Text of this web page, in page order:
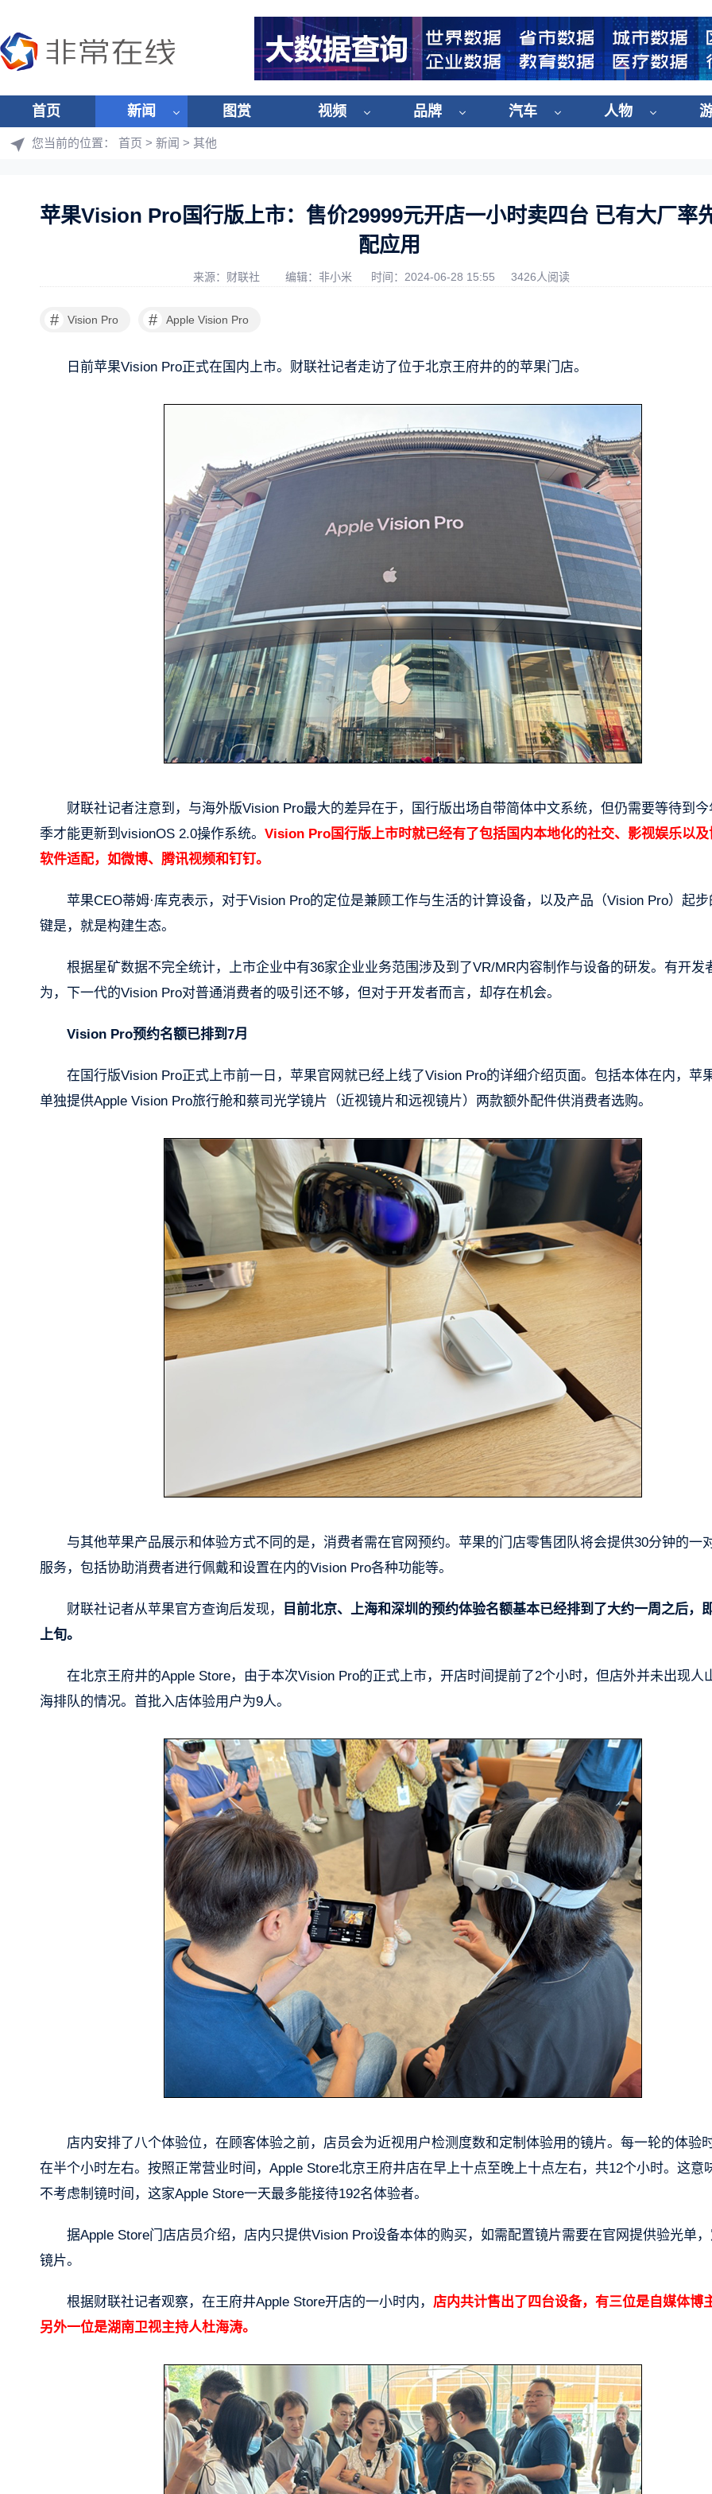
首页 新闻 图赏 视频 品牌 汽车 人物
您当前的位置： 首页 > 新闻 > 其他
苹果Vision Pro国行版上市：售价29999元开店一小时卖四台 已有大厂率
配应用
来源：财联社 编辑：非小米 时间：2024-06-28 15:55 3426人阅读
# Vision Pro # Apple Vision Pro
日前苹果Vision Pro正式在国内上市。财联社记者走访了位于北京王府井的的苹果门店。
财联社记者注意到，与海外版Vision Pro最大的差异在于，国行版出场自带简体中文系统，但仍需要等待到今
季才能更新到visionOS 2.0操作系统。 Vision Pro国行版上市时就已经有了包括国内本地化的社交、影视娱乐以及
软件适配，如微博、腾讯视频和钉钉。
苹果CEO蒂姆·库克表示，对于Vision Pro的定位是兼顾工作与生活的计算设备，以及产品（Vision Pro）起步
键是，就是构建生态。
根据星矿数据不完全统计，上市企业中有36家企业业务范围涉及到了VR/MR内容制作与设备的研发。有开发
为，下一代的Vision Pro对普通消费者的吸引还不够，但对于开发者而言，却存在机会。
Vision Pro预约名额已排到7月
在国行版Vision Pro正式上市前一日，苹果官网就已经上线了Vision Pro的详细介绍页面。包括本体在内，苹
单独提供Apple Vision Pro旅行舱和蔡司光学镜片（近视镜片和远视镜片）两款额外配件供消费者选购。
与其他苹果产品展示和体验方式不同的是，消费者需在官网预约。苹果的门店零售团队将会提供30分钟的一
服务，包括协助消费者进行佩戴和设置在内的Vision Pro各种功能等。
财联社记者从苹果官方查询后发现，
目前北京、上海和深圳的预约体验名额基本已经排到了大约一周之后，
上旬。
在北京王府井的Apple Store，由于本次Vision Pro的正式上市，开店时间提前了2个小时，但店外并未出现人
海排队的情况。首批入店体验用户为9人。
店内安排了八个体验位，在顾客体验之前，店员会为近视用户检测度数和定制体验用的镜片。每一轮的体验
在半个小时左右。按照正常营业时间，Apple Store北京王府井店在早上十点至晚上十点左右，共12个小时。这意
不考虑制镜时间，这家Apple Store一天最多能接待192名体验者。
据Apple Store门店店员介绍，店内只提供Vision Pro设备本体的购买，如需配置镜片需要在官网提供验光单，
镜片。
根据财联社记者观察，在王府井Apple Store开店的一小时内， 店内共计售出了四台设备，有三位是自媒体博
另外一位是湖南卫视主持人杜海涛。